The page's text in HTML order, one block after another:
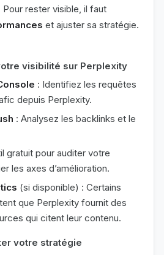
rester visible, il faut
et ajuster sa stratégie.
visibilité sur Perplexity
: Identifiez les requêtes
depuis Perplexity.
: Analysez les backlinks et le
gratuit pour auditer votre
les axes d’amélioration.
(si disponible) : Certains
que Perplexity fournit des
qui citent leur contenu.
votre stratégie